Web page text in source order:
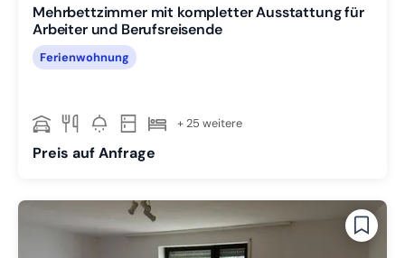
Mehrbettzimmer mit kompletter Ausstattung für
Arbeiter und Berufsreisende
Ferienwohnung
+ 25 weitere
Preis auf Anfrage